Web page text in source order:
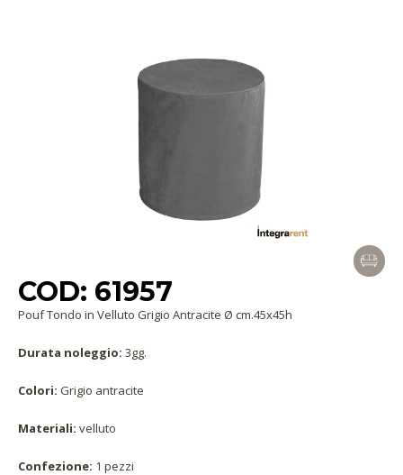
COD: 61957
Pouf Tondo in Velluto Grigio Antracite Ø cm.45x45h
Durata noleggio: 3gg.
Colori: Grigio antracite
Materiali: velluto
Confezione: 1 pezzi